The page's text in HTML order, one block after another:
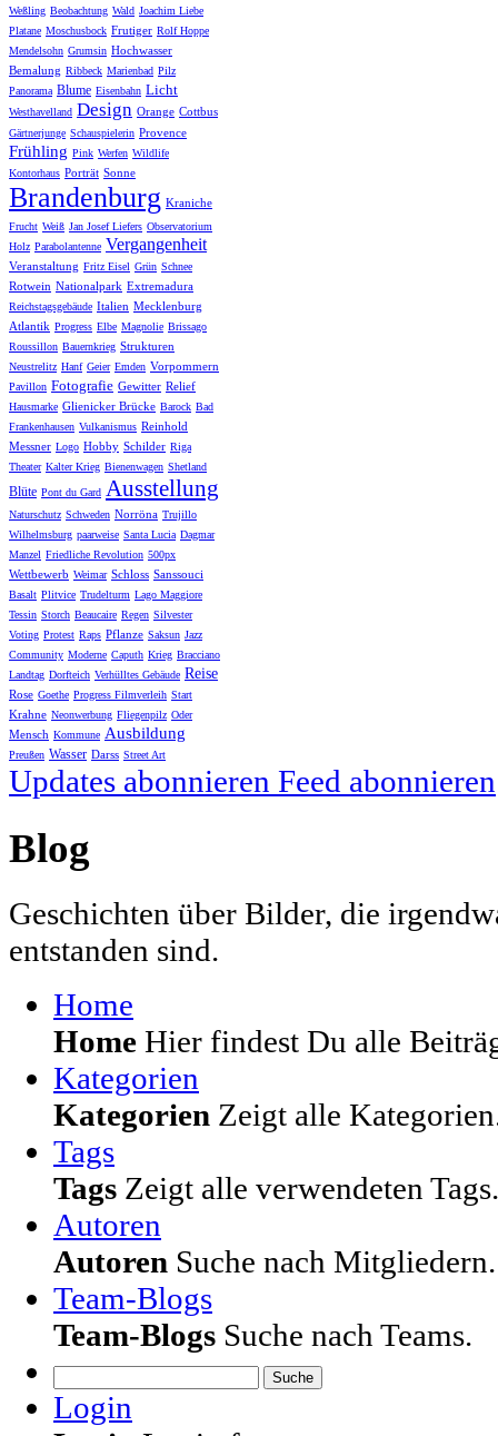
Weßling Beobachtung Wald Joachim Liebe
Platane Moschusbock Frutiger Rolf Hoppe
Mendelsohn Grumsin Hochwasser
Bemalung Ribbeck Marienbad Pilz
Panorama Blume Eisenbahn Licht
Westhavelland Design Orange Cottbus
Gärtnerjunge Schauspielerin Provence
Frühling Pink Werfen Wildlife
Kontorhaus Porträt Sonne
Brandenburg Kraniche
Frucht Weiß Jan Josef Liefers Observatorium
Holz Parabolantenne Vergangenheit
Veranstaltung Fritz Eisel Grün Schnee
Rotwein Nationalpark Extremadura
Reichstagsgebäude Italien Mecklenburg
Atlantik Progress Elbe Magnolie Brissago
Roussillon Bauernkrieg Strukturen
Neustrelitz Hanf Geier Emden Vorpommern
Pavillon Fotografie Gewitter Relief
Hausmarke Glienicker Brücke Barock Bad
Frankenhausen Vulkanismus Reinhold
Messner Logo Hobby Schilder Riga
Theater Kalter Krieg Bienenwagen Shetland
Blüte Pont du Gard Ausstellung
Naturschutz Schweden Norröna Trujillo
Wilhelmsburg paarweise Santa Lucia Dagmar
Manzel Friedliche Revolution 500px
Wettbewerb Weimar Schloss Sanssouci
Basalt Plitvice Trudelturm Lago Maggiore
Tessin Storch Beaucaire Regen Silvester
Voting Protest Raps Pflanze Saksun Jazz
Community Moderne Caputh Krieg Bracciano
Landtag Dorfteich Verhülltes Gebäude Reise
Rose Goethe Progress Filmverleih Start
Krahne Neonwerbung Fliegenpilz Oder
Mensch Kommune Ausbildung
Preußen Wasser Darss Street Art
Updates abonnieren Feed abonnieren
Blog
Geschichten über Bilder, die
entstanden sind.
Home
Home Hier findest Du alle
Kategorien
Kategorien Zeigt alle
Tags
Tags Zeigt alle verwendeten Tags.
Autoren
Autoren Suche nach Mitgliedern.
Team-Blogs
Team-Blogs Suche nach Teams.
Suche
Login